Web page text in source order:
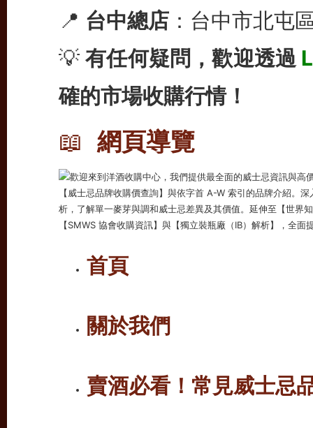
📍 台中總店：台中市北屯
💡有任何疑問，歡迎透過
確的市場收購行情！
📖 網頁導覽
首頁
關於我們
賣酒必看！常見威士忌